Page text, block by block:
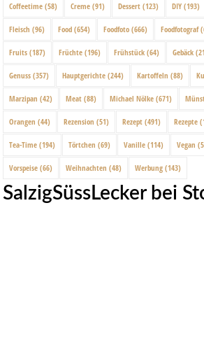
Coffeetime (58) Creme (91) Dessert (123) DIY (193)
Fleisch (96) Food (654) Foodfoto (666) Foodfotograf
Fruits (187) Früchte (196) Frühstück (64) Gebäck
Genuss (357) Hauptgerichte (244) Kartoffeln (88)
Marzipan (42) Meat (88) Michael Nölke (671)
Orangen (44) Rezension (51) Rezept (491) Rezepte
Tea-Time (194) Törtchen (69) Vanille (114) Vegan
Vorspeise (66) Weihnachten (48) Werbung (143)
SalzigSüssLecker bei